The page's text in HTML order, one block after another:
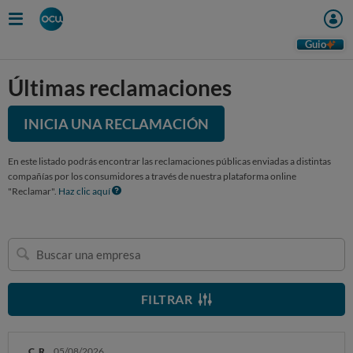
Guio
Últimas reclamaciones
INICIA UNA RECLAMACIÓN
En este listado podrás encontrar las reclamaciones públicas enviadas a distintas
compañías por los consumidores a través de nuestra plataforma online
"Reclamar". Haz clic aquí
Buscar
una
empresa
FILTRAR